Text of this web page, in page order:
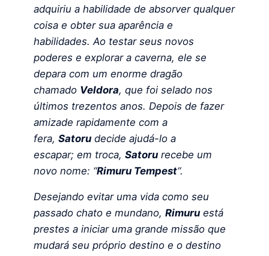
adquiriu a habilidade de absorver qualquer
coisa e obter sua aparência e
habilidades. Ao testar seus novos
poderes e explorar a caverna, ele se
depara com um enorme dragão
chamado Veldora, que foi selado nos
últimos trezentos anos. Depois de fazer
amizade rapidamente com a
fera, Satoru decide ajudá-lo a
escapar; em troca, Satoru recebe um
novo nome: “Rimuru Tempest“.
Desejando evitar uma vida como seu
passado chato e mundano, Rimuru está
prestes a iniciar uma grande missão que
mudará seu próprio destino e o destino